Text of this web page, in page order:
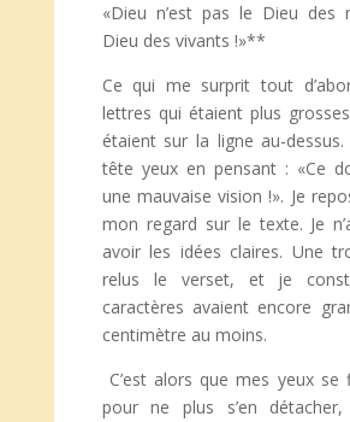
«Dieu n’est pas le Dieu des
Dieu des vivants !»**
Ce qui me surprit tout
lettres qui étaient plus
étaient sur la ligne au-
tête yeux en pensant : «Ce
une mauvaise vision !». Je
mon regard sur le texte. Je
avoir les idées claires. Une
relus le verset, et je
caractères avaient encore
centimètre au moins.
C’est alors que mes yeux se
pour ne plus s’en